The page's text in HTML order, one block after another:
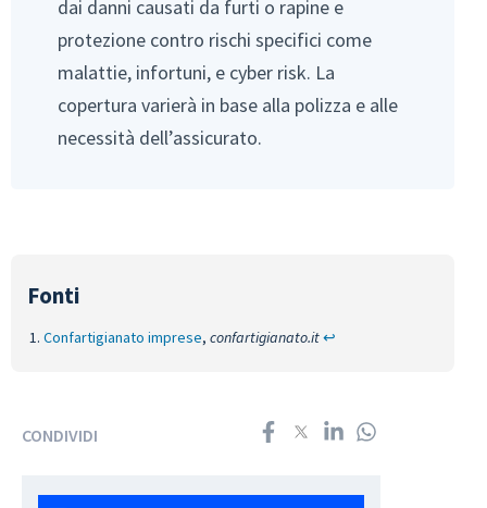
dai danni causati da furti o rapine e
protezione contro rischi specifici come
malattie, infortuni, e cyber risk. La
copertura varierà in base alla polizza e alle
necessità dell’assicurato.
Confartigianato imprese, confartigianato.it↩︎
CONDIVIDI